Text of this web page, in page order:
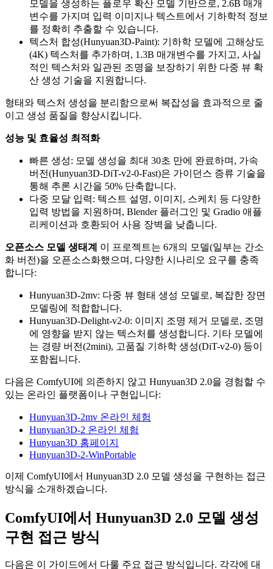
모델을 생성하는 플로우 확산 모델 기반으로, 2.6B 매개
변수를 가지며 입력 이미지나 텍스트에서 기하학적 정보
를 정확히 추출할 수 있습니다.
텍스처 합성(Hunyuan3D-Paint): 기하학 모델에 고해상도
(4K) 텍스처를 추가하며, 1.3B 매개변수를 가지고, 사실
적인 텍스처와 일관된 조명을 보장하기 위한 다중 뷰 확
산 생성 기술을 지원합니다.
형태와 텍스처 생성을 분리함으로써 복잡성을 효과적으로 줄
이고 생성 품질을 향상시킵니다.
성능 및 효율성 최적화
빠른 생성: 모델 생성을 최대 30초 만에 완료하며, 가속
버전(Hunyuan3D-DiT-v2-0-Fast)은 가이던스 증류 기술을
통해 추론 시간을 50% 단축합니다.
다중 모달 입력: 텍스트 설명, 이미지, 스케치 등 다양한
입력 방법을 지원하며, Blender 플러그인 및 Gradio 애플
리케이션과 호환되어 사용 장벽을 낮춥니다.
오픈소스 모델 생태계
이 프로젝트는 6개의 모델(일부는 간소
화 버전)을 오픈소스화했으며, 다양한 시나리오 요구를 충족
합니다:
Hunyuan3D-2mv: 다중 뷰 형태 생성 모델로, 복잡한 장면
모델링에 적합합니다.
Hunyuan3D-Delight-v2-0: 이미지 조명 제거 모델로, 조명
에 영향을 받지 않는 텍스처를 생성합니다. 기타 모델에
는 경량 버전(2mini), 고품질 기하학 생성(DiT-v2-0) 등이
포함됩니다.
다음은 ComfyUI에 의존하지 않고 Hunyuan3D 2.0을 경험할 수
있는 온라인 플랫폼이나 구현입니다:
Hunyuan3D-2mv 온라인 체험
Hunyuan3D-2 온라인 체험
Hunyuan3D 홈페이지
Hunyuan3D-2-WinPortable
이제 ComfyUI에서 Hunyuan3D 2.0 모델 생성을 구현하는 접근
방식을 소개하겠습니다.
ComfyUI에서 Hunyuan3D 2.0 모델 생성
구현 접근 방식
다음은 이 가이드에서 다룰 주요 접근 방식입니다. 각각에 대